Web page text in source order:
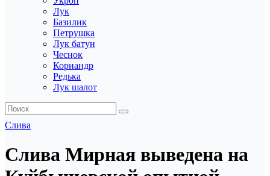
Лук
Базилик
Петрушка
Лук батун
Чеснок
Кориандр
Редька
Лук шалот
Слива
Слива Мирная выведена на